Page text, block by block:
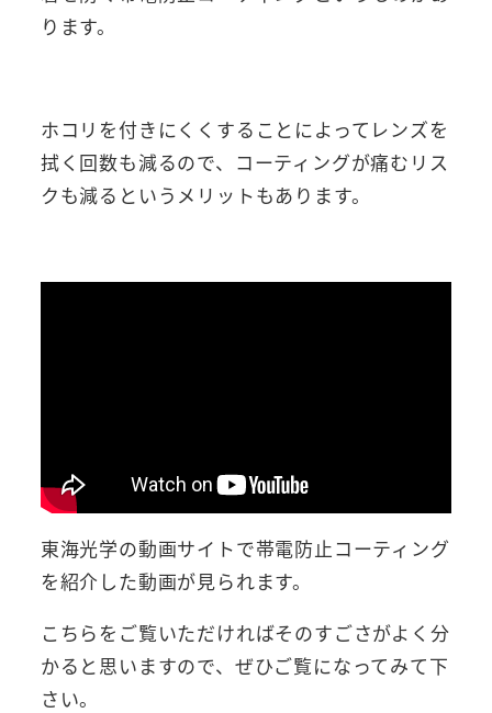
ります。
ホコリを付きにくくすることによってレンズを
拭く回数も減るので、コーティングが痛むリス
クも減るというメリットもあります。
東海光学の動画サイトで帯電防止コーティング
を紹介した動画が見られます。
こちらをご覧いただければそのすごさがよく分
かると思いますので、ぜひご覧になってみて下
さい。